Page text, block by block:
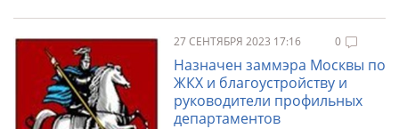
27 СЕНТЯБРЯ 2023 17:16 0
Назначен заммэра Москвы по
ЖКХ и благоустройству и
руководители профильных
департаментов